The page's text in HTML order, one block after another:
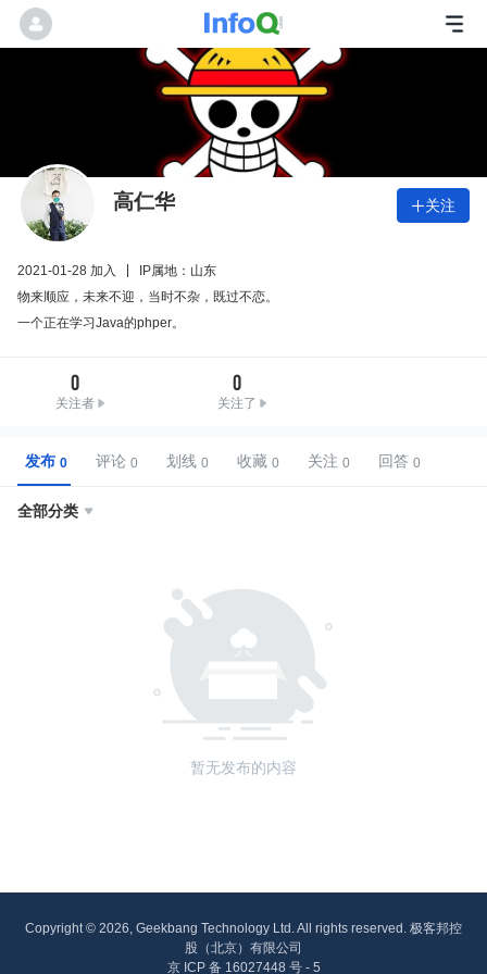
高仁华 关注
2021-01-28 加入
IP属地：山东
物来顺应，未来不迎，当时不杂，既过不恋。
一个正在学习Java的phper。
0
关注者
0
关注了
发布 评论 划线 收藏 关注 回答
全部分类 
暂无发布的内容
Copyright © 2026, Geekbang Technology Ltd. All rights reserved. 极客邦控
股（北京）有限公司
京 ICP 备 16027448 号 - 5